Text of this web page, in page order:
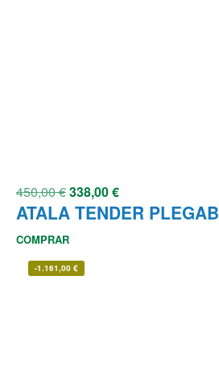
450,00€338,00€
ATALA TENDER
COMPRAR
-1.161,00 €